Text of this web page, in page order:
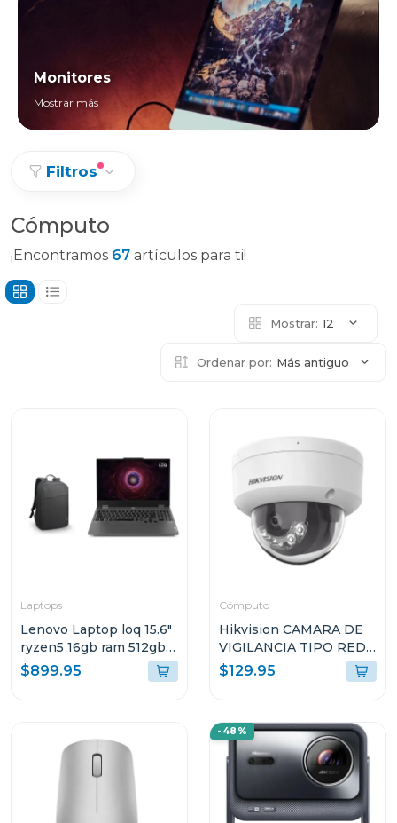
Monitores
Mostrar más
Filtros
Cómputo
¡Encontramos 67 artículos para ti!
Mostrar: 12
Ordenar por: Más antiguo
Laptops
Lenovo Laptop loq 15.6"
ryzen5 16gb ram 512gb
ssd wndows 11 home sl
gris luna arp9 + mochila
$899.95
Cómputo
Hikvision CAMARA DE
VIGILANCIA TIPO RED
DOMO CON LUZ
HÍBRIDA INTELIGENTE
$129.95
-48%